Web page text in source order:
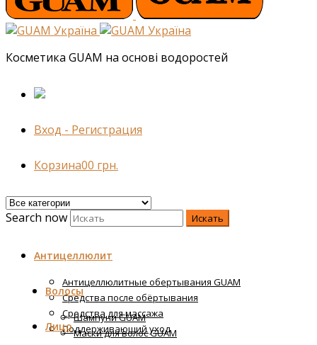
Косметика GUAM на основі водоростей
Вход - Регистрация
Корзина00 грн.
Search now Искать
Антицеллюлит
Антицеллюлитные обертывания GUAM
Средства после обёртывания
Средства для массажа
Поддерживающий уход
Волосы
Шампуни GUAM
Маски для волос GUAM
Лицо